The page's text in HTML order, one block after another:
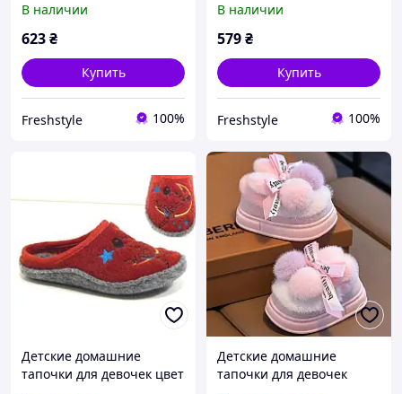
и безопасные для
ежедневного комфорта
В наличии
623₴
Купить
Freshstyle 100%
мягкие, теплые и
безопасные для
В наличии
579₴
Купить
Freshstyle 100%
Детские домашние
тапочки для девочек цвет
Детские домашние
тапочки для девочек